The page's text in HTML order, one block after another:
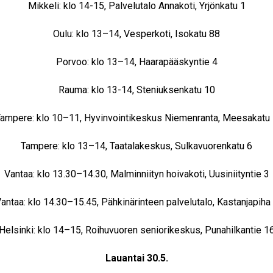
Mikkeli: klo 14-15, Palvelutalo Annakoti, Yrjönkatu 1
Oulu: klo 13–14, Vesperkoti, Isokatu 88
Porvoo: klo 13–14, Haarapääskyntie 4
Rauma: klo 13-14, Steniuksenkatu 10
klo 10–11, Hyvinvointikeskus Niemenranta, Meesakatu
Tampere: klo 13–14, Taatalakeskus, Sulkavuorenkatu 6
Vantaa: klo 13.30–14.30, Malminniityn hoivakoti, Uusiniityntie 3
klo 14.30–15.45, Pähkinärinteen palvelutalo, Kastanjapiha
klo 14–15, Roihuvuoren seniorikeskus, Punahilkantie
Lauantai 30.5.